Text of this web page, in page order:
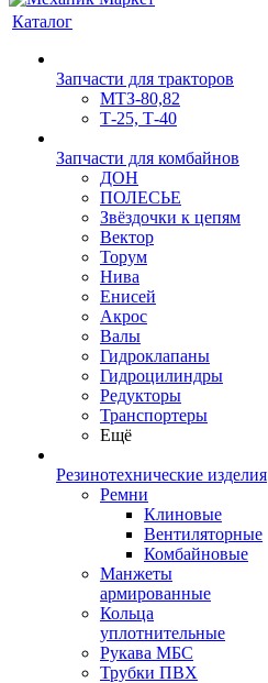
Каталог
Запчасти для тракторов
МТЗ-80,82
Т-25, Т-40
Запчасти для комбайнов
ДОН
ПОЛЕСЬЕ
Звёздочки к цепям
Вектор
Торум
Нива
Енисей
Акрос
Валы
Гидроклапаны
Гидроцилиндры
Редукторы
Транспортеры
Ещё
Резинотехнические изделия
Ремни
Клиновые
Вентиляторные
Комбайновые
Манжеты
армированные
Кольца
уплотнительные
Рукава МБС
Трубки ПВХ